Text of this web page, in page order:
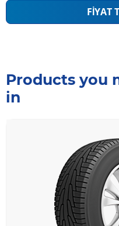
FIYAT
Products you
in